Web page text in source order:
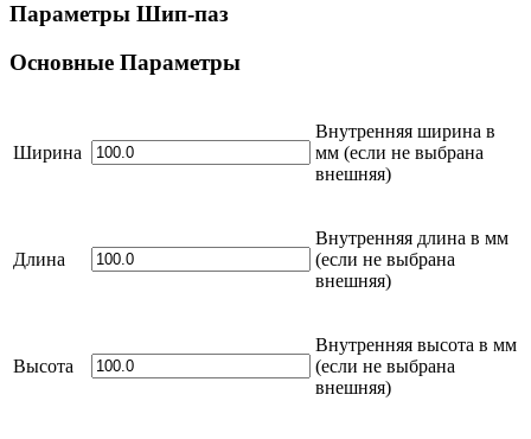
Параметры Шип-паз
Основные Параметры
Ширина
Внутренняя ширина в
мм (если не выбрана
внешняя)
Длина
Внутренняя длина в мм
(если не выбрана
внешняя)
Высота
Внутренняя высота в мм
(если не выбрана
внешняя)